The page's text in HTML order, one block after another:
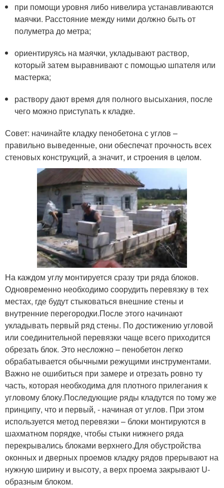
при помощи уровня либо нивелира устанавливаются
маячки. Расстояние между ними должно быть от
полуметра до метра;
ориентируясь на маячки, укладывают раствор,
который затем выравнивают с помощью шпателя или
мастерка;
раствору дают время для полного высыхания, после
чего можно приступать к кладке.
Совет: начинайте кладку пенобетона с углов –
правильно выведенные, они обеспечат прочность всех
стеновых конструкций, а значит, и строения в целом.
На каждом углу монтируется сразу три ряда блоков.
Одновременно необходимо соорудить перевязку в тех
местах, где будут стыковаться внешние стены и
внутренние перегородки.После этого начинают
укладывать первый ряд стены. По достижению угловой
или соединительной перевязки чаще всего приходится
обрезать блок. Это несложно – пенобетон легко
обрабатывается обычными режущими инструментами.
Важно не ошибиться при замере и отрезать ровно ту
часть, которая необходима для плотного прилегания к
угловому блоку.Последующие ряды кладутся по тому же
принципу, что и первый, - начиная от углов. При этом
используется метод перевязки – блоки монтируются в
шахматном порядке, чтобы стыки нижнего ряда
перекрывались блоками верхнего.Для обустройства
оконных и дверных проемов кладку рядов прерывают на
нужную ширину и высоту, а верх проема закрывают U-
образным блоком.